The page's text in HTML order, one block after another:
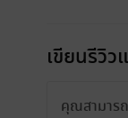
เขียนรีวิว
คุณสามารถ